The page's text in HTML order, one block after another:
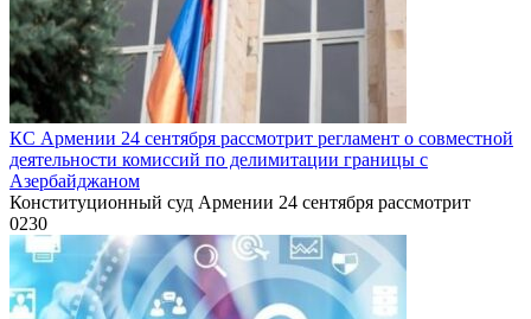
КС Армении 24 сентября рассмотрит регламент о совместной
деятельности комиссий по делимитации границы с
Азербайджаном
Конституционный суд Армении 24 сентября рассмотрит
0230